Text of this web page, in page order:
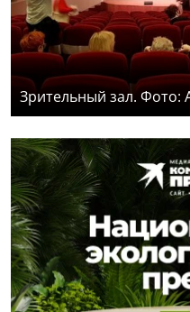
Зрительный зал. Фото: